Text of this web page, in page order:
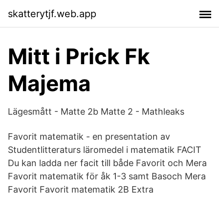
skatterytjf.web.app
Mitt i Prick Fk
Majema
Lägesmått - Matte 2b Matte 2 - Mathleaks
Favorit matematik - en presentation av
Studentlitteraturs läromedel i matematik FACIT
Du kan ladda ner facit till både Favorit och Mera
Favorit matematik för åk 1-3 samt Basoch Mera
Favorit Favorit matematik 2B Extra